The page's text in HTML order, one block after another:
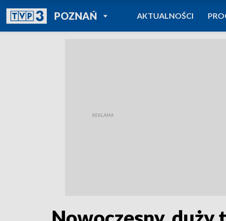
POZNAŃPOWRÓT DO
TVP REGIONY
AKTUALNOŚCI